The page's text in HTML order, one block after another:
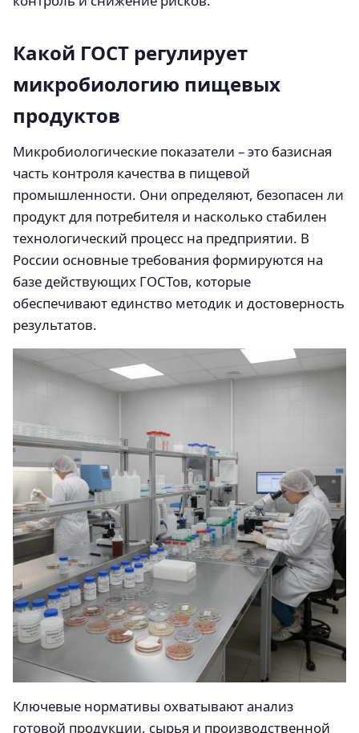
Какой ГОСТ регулирует
микробиологию пищевых
продуктов
Микробиологические показатели – это базисная
часть контроля качества в пищевой
промышленности. Они определяют, безопасен ли
продукт для потребителя и насколько стабилен
технологический процесс на предприятии. В
России основные требования формируются на
базе действующих ГОСТов, которые
обеспечивают единство методик и достоверность
результатов.
Ключевые нормативы охватывают анализ
готовой продукции, сырья и производственной